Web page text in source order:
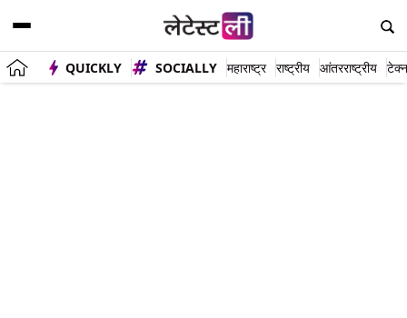
QUICKLY SOCIALLY महाराष्ट्र राष्ट्रीय आंतरराष्ट्रीय